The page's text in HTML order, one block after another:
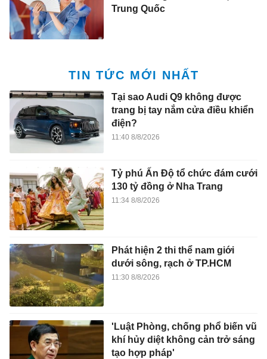
Trung Quốc
TIN TỨC MỚI NHẤT
Tại sao Audi Q9 không được
trang bị tay nắm cửa điều khiển
điện?
11:40 8/8/2026
Tỷ phú Ấn Độ tổ chức đám cưới
130 tỷ đồng ở Nha Trang
11:34 8/8/2026
Phát hiện 2 thi thể nam giới
dưới sông, rạch ở TP.HCM
11:30 8/8/2026
'Luật Phòng, chống phổ biến vũ
khí hủy diệt không cản trở sáng
tạo hợp pháp'